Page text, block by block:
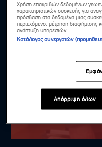
Χρήση επακριβών δεδομένων
χαρακτηριστικών συσκευής για
πρόσβαση στα δεδομένα μιας
περιεχόμενο, μέτρηση διαφήμισης
ανάπτυξη υπηρεσιών.
Κατάλογος συνεργατών
Απόρριψη όλων